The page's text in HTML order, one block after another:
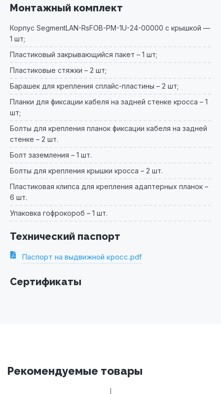
Монтажный комплект
Корпус SegmentLAN-RsFOB-PM-1U-24-00000 с крышкой —
1 шт;
Пластиковый закрывающийся пакет – 1 шт;
Пластиковые стяжки – 2 шт;
Барашек для крепления сплайс-пластины – 2 шт;
Планки для фиксации кабеля на задней стенке кросса – 1
шт;
Болты для крепления планок фиксации кабеля на задней
стенке – 2 шт.
Болт заземления – 1 шт.
Болты для крепления крышки кросса – 2 шт.
Пластиковая клипса для крепления адаптерных планок –
6 шт.
Упаковка гофрокороб – 1 шт.
Технический паспорт
Паспорт на выдвижной кросс.pdf
Сертификаты
Рекомендуемые товары